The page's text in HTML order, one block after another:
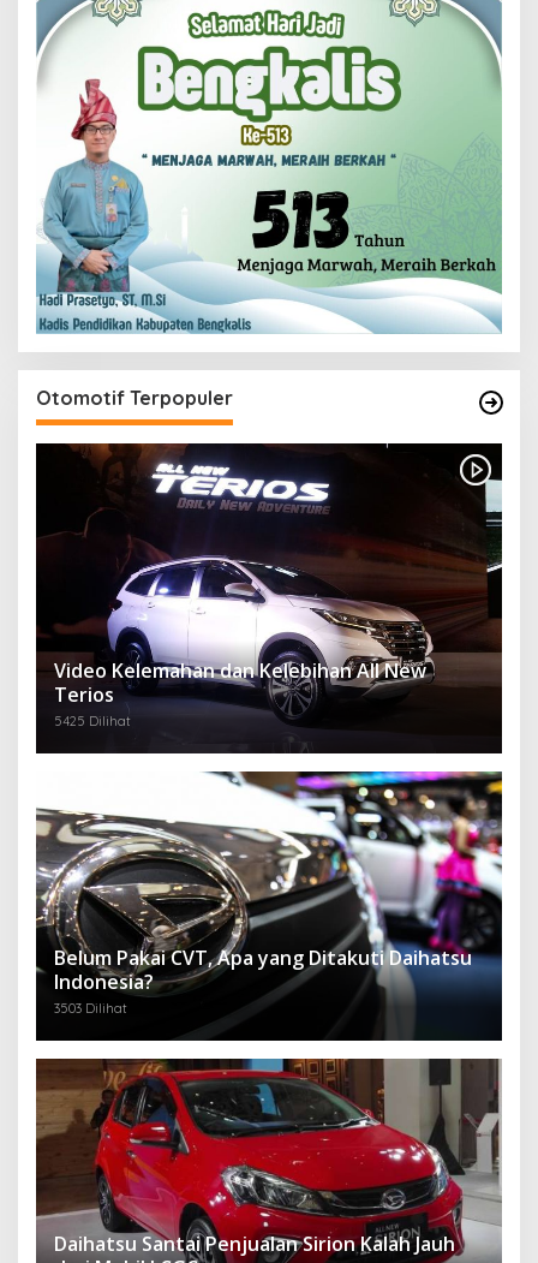
Otomotif Terpopuler
Video Kelemahan dan Kelebihan All New
Terios
5425 Dilihat
Belum Pakai CVT, Apa yang Ditakuti Daihatsu
Indonesia?
3503 Dilihat
Daihatsu Santai Penjualan Sirion Kalah Jauh